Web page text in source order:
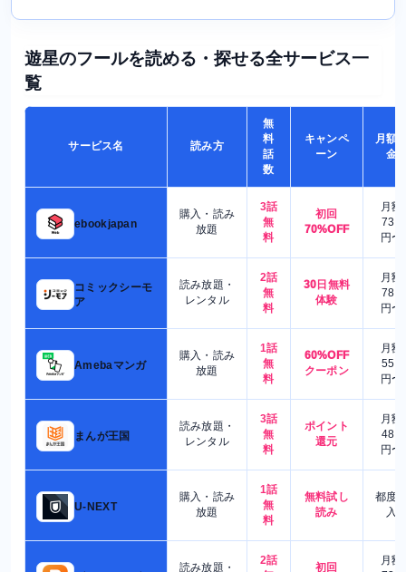
遊星のフールを読める・探せる全サービス一
覧
サービス名 読み方
無
料
話
数
キャンペ
ーン
月額
金
ebookjapan
購入・読み
放題
3話
無
料
初回
70%OFF
月額
730
円〜
コミックシーモ
ア
読み放題・
レンタル
2話
無
料
30日無料
体験
月額
780
円〜
Amebaマンガ
購入・読み
放題
1話
無
料
60%OFF
クーポン
月額
550
円〜
まんが王国
読み放題・
レンタル
3話
無
料
ポイント
還元
月額
480
円〜
U-NEXT
購入・読み
放題
1話
無
料
無料試し
読み
都度
入
読み放題・
2話
初回
月額